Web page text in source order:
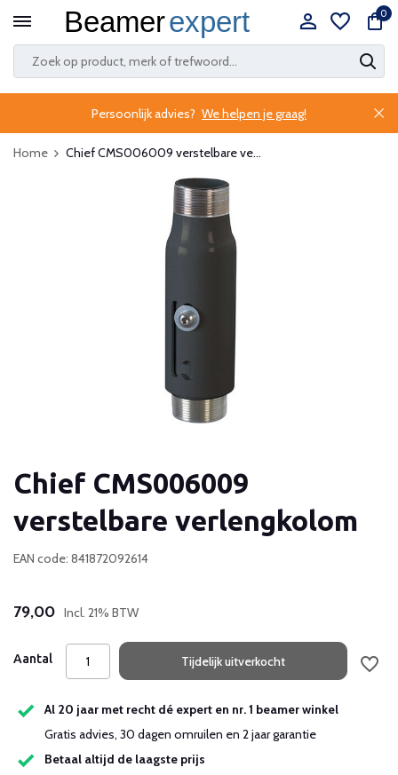
0
Persoonlijk advies? We helpen je graag!
Home Chief CMS006009 verstelbare ve...
Chief CMS006009
verstelbare verlengkolom
EAN code: 841872092614
79,00 Incl. 21% BTW
Aantal Tijdelijk uitverkocht
Al 20 jaar met recht dé expert en nr. 1 beamer winkel
Gratis advies, 30 dagen omruilen en 2 jaar garantie
Betaal altijd de laagste prijs